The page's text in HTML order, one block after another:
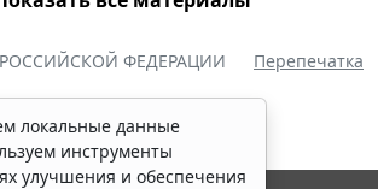
ФЕДЕРАЦИИ
Перепечатка
локальные данные
инструменты
улучшения и обеспечения